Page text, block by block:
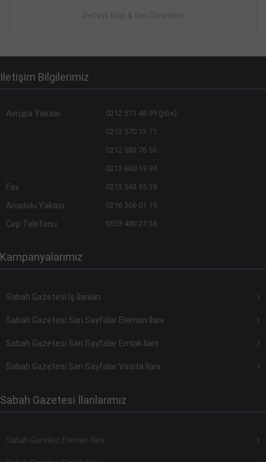
Detaylı Bilgi & İlan Örnekleri
İletişim Bilgilerimiz
Avrupa Yakası : 0212 571 46 99 (pbx)
: 0212 570 13 71
: 0212 583 76 53
: 0212 660 13 94
Fax : 0212 543 35 39
Anadolu Yakası : 0216 366 01 19
Cep Telefonu : 0533 489 27 38
Kampanyalarımız
Sabah Gazetesi İş İlanları
Sabah Gazetesi Sarı Sayfalar Eleman İlanı
Sabah Gazetesi Sarı Sayfalar Emlak İlanı
Sabah Gazetesi Sarı Sayfalar Vasıta İlanı
Sabah Gazetesi İlanlarımız
Sabah Gazetesi Eleman İlanı
Devamını Gör